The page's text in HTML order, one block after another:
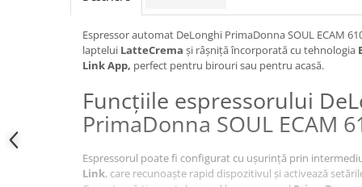
Espressor automat DeLonghi PrimaDonna SOUL ECAM
laptelui LatteCrema și râșniță încorporată cu tehnologia
Link App, perfect pentru birouri sau pentru acasă.
Funcțiile espressorului
PrimaDonna SOUL ECAM
Espressorul poate fi configurat cu ușurință prin
Link, care recunoaște rapid dispozitivul și activează